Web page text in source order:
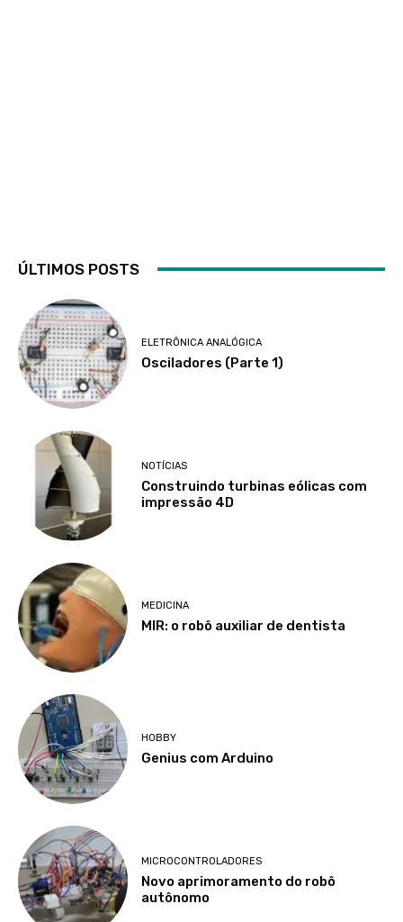
ÚLTIMOS POSTS
ELETRÔNICA ANALÓGICA
Osciladores (Parte 1)
NOTÍCIAS
Construindo turbinas eólicas com
impressão 4D
MEDICINA
MIR: o robô auxiliar de dentista
HOBBY
Genius com Arduino
MICROCONTROLADORES
Novo aprimoramento do robô
autônomo